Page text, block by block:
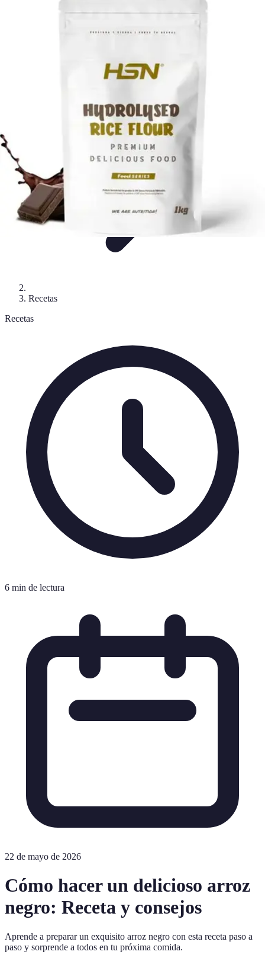
Cocina Española
Recetas
Recetas
6 min de lectura
22 de mayo de 2026
Cómo hacer un delicioso arroz
negro: Receta y consejos
Aprende a preparar un exquisito arroz negro con esta receta paso a
paso y sorprende a todos en tu próxima comida.